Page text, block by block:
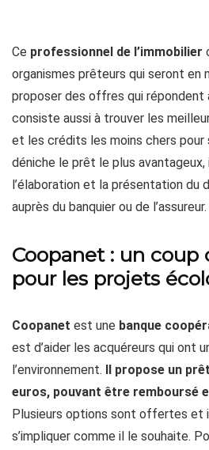
Ce professionnel de l’immobilier
organismes prêteurs qui seront en
proposer des offres qui répondent
consiste aussi à trouver les
et les crédits les moins chers pour
déniche le prêt le plus avantageux,
l’élaboration et la présentation du
auprès du banquier ou de l’assureur.
Coopanet : un coup
pour les projets
Coopanet est une banque
est d’aider les acquéreurs qui ont
l’environnement. Il propose un
euros, pouvant être remboursé
Plusieurs options sont offertes et
s’impliquer comme il le souhaite.